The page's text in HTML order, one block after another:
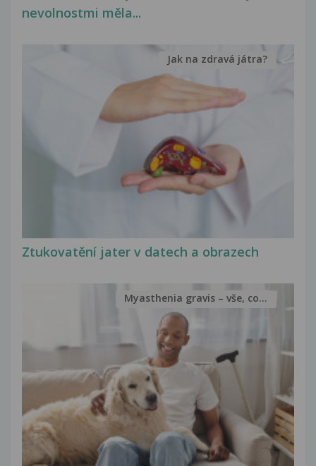
nevolnostmi měla...
Ztukovatění jater v datech a obrazech
Jak na zdravá játra?
Myasthenia gravis – vše, co...